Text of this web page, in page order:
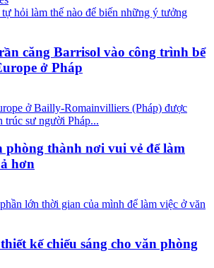
hỏi làm thế nào để biến những ý tưởng
căng Barrisol vào công trình bể
ở Pháp
ở Bailly-Romainvilliers (Pháp) được
​​trúc sư người Pháp...
phòng thành nơi vui vẻ để làm
hơn
lớn thời gian của mình để làm việc ở văn
kế chiếu sáng cho văn phòng